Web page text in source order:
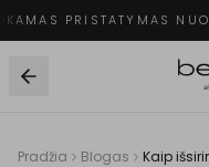
PRISTATYMAS
Pradžia Blogas Kaip